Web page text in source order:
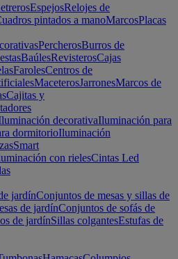
EspejosRelojes de
pintados a manoMarcosPlacas
PercherosBurros de
BaúlesRevisterosCajas
FarolesCentros de
MaceterosJarronesMarcos de
Cajitas y
decorativaIluminación para
dormitorioIluminación
Smart
con rielesCintas Led
jardínConjuntos de mesas y sillas de
de jardínConjuntos de sofás de
de jardínSillas colgantesEstufas de